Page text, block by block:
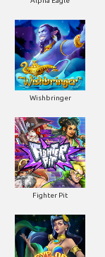
Wishbringer
Fighter Pit